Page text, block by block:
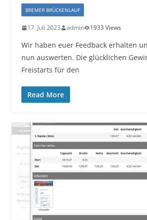
BREMER BRÜCKENLAUF
17. Juli 2023 admin 1933 Views
Wir haben euer Feedback erhalten
nun auswerten. Die glücklichen
Freistarts für den
Read More